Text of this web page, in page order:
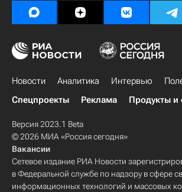
Новости Аналитика Интервью
Спецпроекты
Реклама Продукты и
Версия 2023.1 Beta
© 2026 МИА «Россия сегодня»
Вакансии
Сетевое издание РИА Новости
в Федеральной службе по надзору в сфере
информационных технологий и массовых